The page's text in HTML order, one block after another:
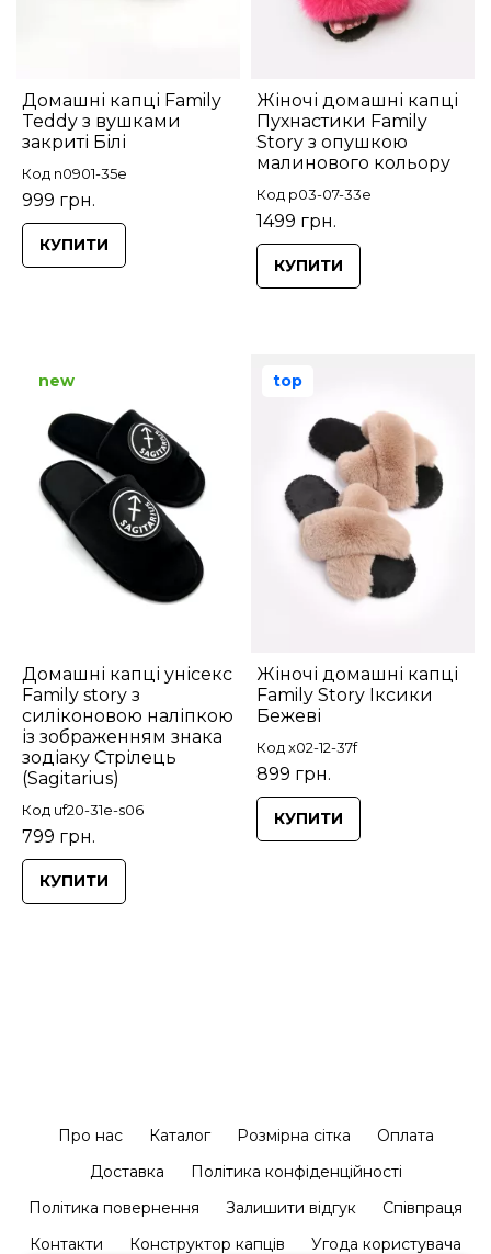
Домашні капці Family
Teddy з вушками
закриті Білі
Код n0901-35e
999 грн.
КУПИТИ
Жіночі домашні капці
Пухнастики Family
Story з опушкою
малинового кольору
Код p03-07-33e
1499 грн.
КУПИТИ
Домашні капці унісекс
Family story з
силіконовою наліпкою
із зображенням знака
зодіаку Стрілець
(Sagitarius)
Код uf20-31e-s06
799 грн.
new
КУПИТИ
Жіночі домашні капці
Family Story Іксики
Бежеві
Код x02-12-37f
899 грн.
top
КУПИТИ
Про нас Каталог Розмірна сітка
Оплата
Доставка
Політика конфіденційності
Політика повернення
Залишити відгук
Співпраця
Контакти
Конструктор капців Угода користувача